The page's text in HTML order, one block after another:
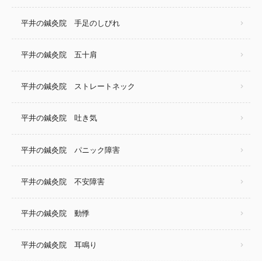
平井の鍼灸院 手足のしびれ
平井の鍼灸院 五十肩
平井の鍼灸院 ストレートネック
平井の鍼灸院 吐き気
平井の鍼灸院 パニック障害
平井の鍼灸院 不安障害
平井の鍼灸院 動悸
平井の鍼灸院 耳鳴り